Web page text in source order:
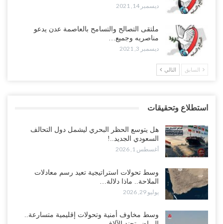
ديسمبر 14, 2021
ملتقى التصالح والتسامح بالعاصمة عدن يدعو
مناصريه وجميع…
ديسمبر 3, 2021
السابق التالي
استطلاع وتحقيقات
هل يتوسع الحظر البحري ليشمل دول التحالف
السعودي الجديد..!
أغسطس 1, 2026
وسط تحولات استراتيجية تعيد رسم معادلات
الملاحة.. ماذا دلالة…
يوليو 29, 2026
وسط مخاوف أمنية وتحولات إقليمية متسارعة..